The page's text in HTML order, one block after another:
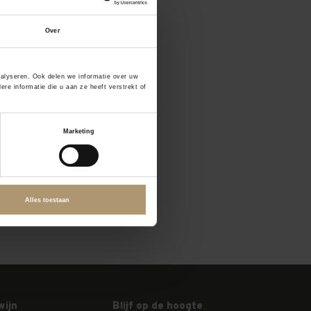
Over
Ook delen we informatie over uw
informatie die u aan ze heeft verstrekt of
Marketing
Alles toestaan
Blijf op de hoogte